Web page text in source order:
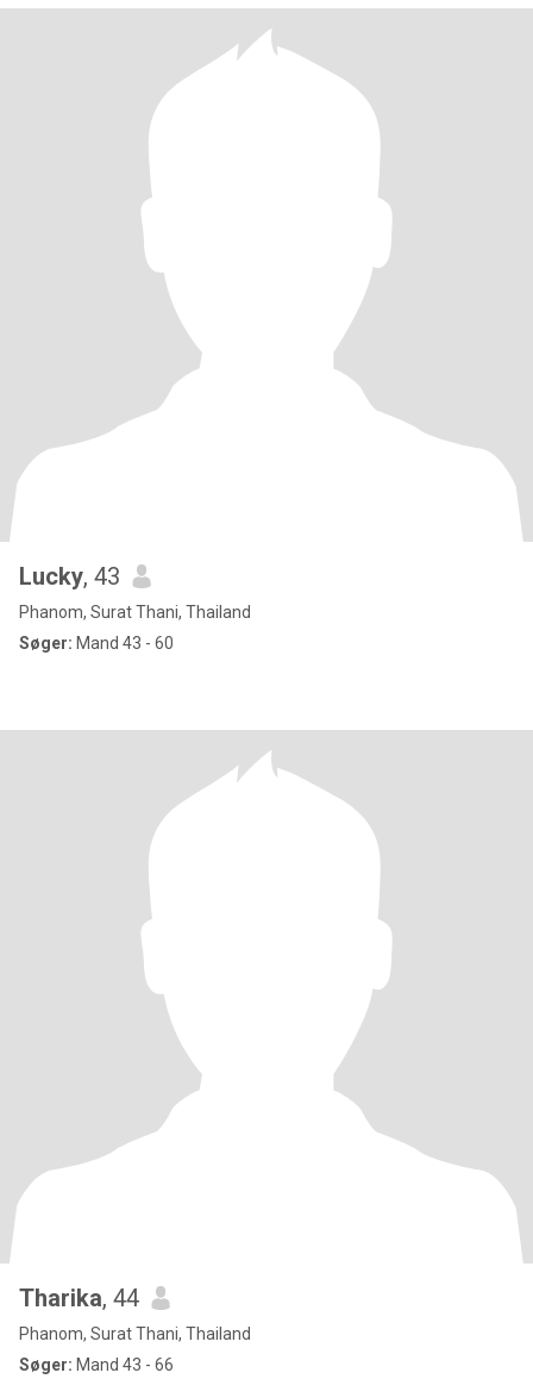
Lucky, 43
Phanom, Surat Thani, Thailand
Søger: Mand 43 - 60
Tharika, 44
Phanom, Surat Thani, Thailand
Søger: Mand 43 - 66